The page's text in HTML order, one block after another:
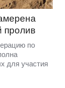
пролив
по
для участия